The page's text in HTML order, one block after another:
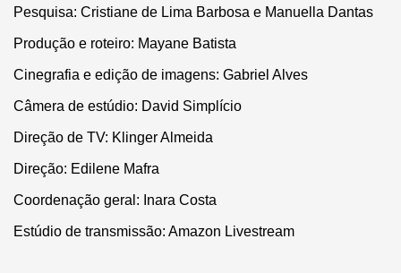
Pesquisa: Cristiane de Lima Barbosa e Manuella Dantas
Produção e roteiro: Mayane Batista
Cinegrafia e edição de imagens: Gabriel Alves
Câmera de estúdio: David Simplício
Direção de TV: Klinger Almeida
Direção: Edilene Mafra
Coordenação geral: Inara Costa
Estúdio de transmissão: Amazon Livestream